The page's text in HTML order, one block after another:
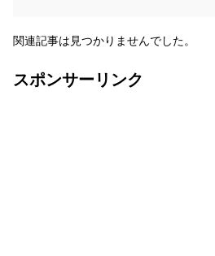
関連記事は見つかりませんでした。
スポンサーリンク